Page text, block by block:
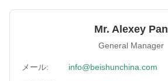
SafetyDevice: 緊急停止
Mr. Alexey Pan
General Manager
メール: info@beishunchina.com